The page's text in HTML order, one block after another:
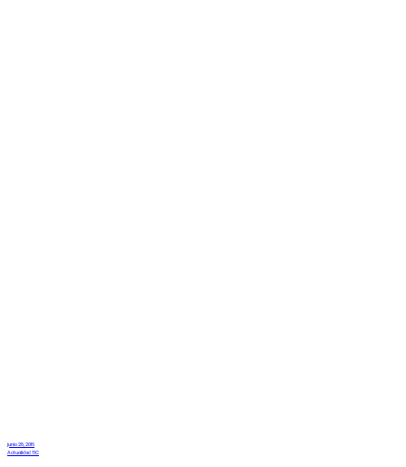
junio 28, 2016
Actualidad TIC